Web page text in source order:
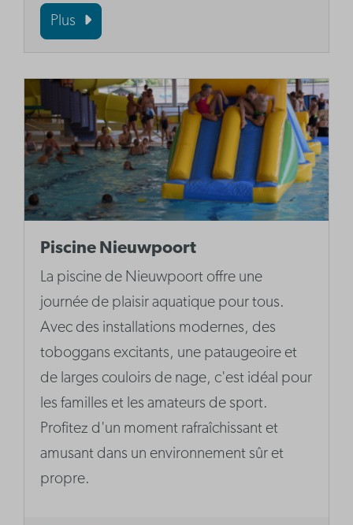
Plus
Piscine Nieuwpoort
La piscine de Nieuwpoort offre une
journée de plaisir aquatique pour tous.
Avec des installations modernes, des
toboggans excitants, une pataugeoire et
de larges couloirs de nage, c'est idéal pour
les familles et les amateurs de sport.
Profitez d'un moment rafraîchissant et
amusant dans un environnement sûr et
propre.